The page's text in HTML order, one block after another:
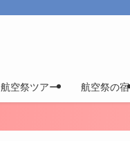
航空祭ツアー 航空祭の宿